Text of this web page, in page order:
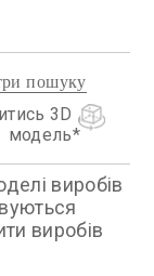
3D
модель
пошуку
виробів
виробів